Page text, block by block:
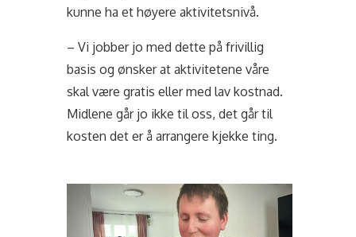
kunne ha et høyere aktivitetsnivå.
– Vi jobber jo med dette på frivillig
basis og ønsker at aktivitetene våre
skal være gratis eller med lav kostnad.
Midlene går jo ikke til oss, det går til
kosten det er å arrangere kjekke ting.